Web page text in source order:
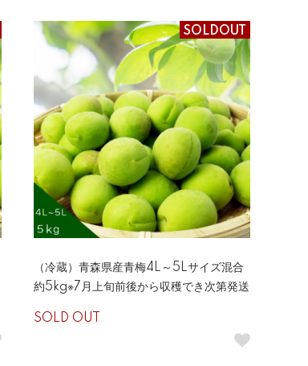
SOLDOUT
（冷蔵）青森県産青梅4L～5Lサイズ混合
約5kg※7月上旬前後から収穫でき次第発送
SOLD OUT